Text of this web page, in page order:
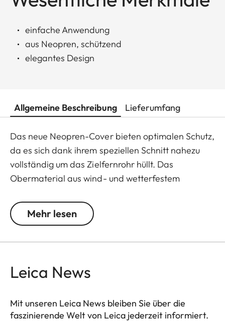
einfache Anwendung
aus Neopren, schützend
elegantes Design
Allgemeine Beschreibung Lieferumfang
Das neue Neopren-Cover bieten optimalen Schutz,
da es sich dank ihrem speziellen Schnitt nahezu
vollständig um das Zielfernrohr hüllt. Das
Obermaterial aus wind- und wetterfestem
einfach und schnell anzubringen wie abzunehmen.
Durch eine pfiffig integrierte, kleine Schlaufe ist ein
namhaften deutschen Jagdausrüster Niggeloh
Germany" steht.
Mehr lesen
Leica News
Mit unseren Leica News bleiben Sie über die
faszinierende Welt von Leica jederzeit informiert.